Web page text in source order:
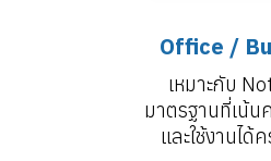
Office /
เหมาะกับ
มาตรฐานที่เน้
และใช้งานได้